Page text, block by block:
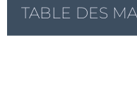
TABLE DES